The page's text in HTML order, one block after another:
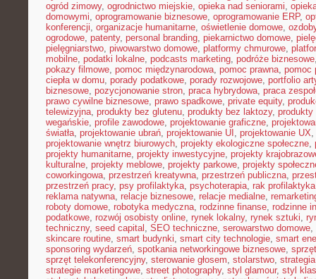
ogród zimowy, ogrodnictwo miejskie, opieka nad seniorami,
domowymi, oprogramowanie biznesowe, oprogramowanie ERP,
konferencji, organizacje humanitarne, oświetlenie domowe,
ogrodowe, patenty, personal branding, piekarnictwo domowe,
pielęgniarstwo, piwowarstwo domowe, platformy chmurowe,
mobilne, podatki lokalne, podcasts marketing, podróże biznesowe
pokazy filmowe, pomoc międzynarodowa, pomoc prawna, pomoc
ciepła w domu, porady podatkowe, porady rozwojowe, portfolio
biznesowe, pozycjonowanie stron, praca hybrydowa, praca
prawo cywilne biznesowe, prawo spadkowe, private equity,
telewizyjna, produkty bez glutenu, produkty bez laktozy, produkty
wegańskie, profile zawodowe, projektowanie graficzne,
światła, projektowanie ubrań, projektowanie UI , projektowanie UX,
projektowanie wnętrz biurowych, projekty ekologiczne społeczne,
projekty humanitarne, projekty inwestycyjne, projekty
kulturalne, projekty meblowe, projekty parkowe, projekty
coworkingowa, przestrzeń kreatywna, przestrzeń publiczna,
przestrzeń pracy, psy profilaktyka, psychoterapia, rak profilaktyka
reklama natywna, relacje biznesowe, relacje medialne,
roboty domowe, robotyka medyczna, rodzinne finanse, rodzinne
podatkowe, rozwój osobisty online, rynek lokalny, rynek sztuki,
techniczny, seed capital , SEO techniczne, serowarstwo domowe,
skincare routine, smart budynki, smart city technologie, smart
sponsoring wydarzeń, spotkania networkingowe biznesowe,
sprzęt telekonferencyjny, sterowanie głosem, stolarstwo,
strategie marketingowe, street photography, styl glamour, styl